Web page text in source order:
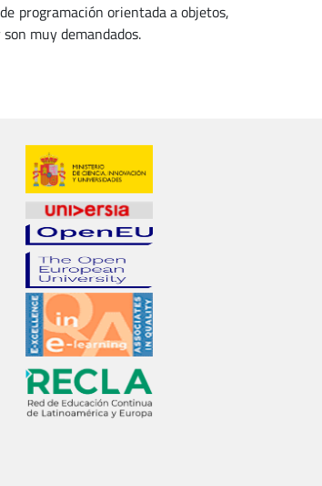
programación orientada a objetos,
muy demandados.